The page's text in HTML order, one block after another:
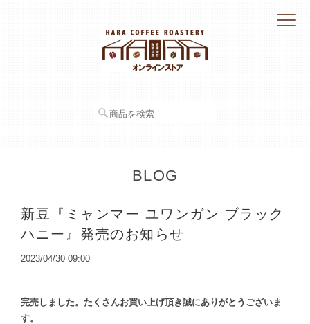
BLOG
新豆『ミャンマー ユワンガン ブラック
ハニー』発売のお知らせ
2023/04/30 09:00
完売しました。たくさんお買い上げ頂き誠にありがとうございま
す。